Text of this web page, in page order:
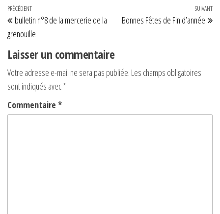
Navigation de l’article
Article précédent
PRÉCÉDENT
bulletin n°8 de la mercerie de la
grenouille
SUIVANT
Bonnes Fêtes de Fin d’année
Laisser un commentaire
Votre adresse e-mail ne sera pas publiée. Les champs obligatoires
sont indiqués avec*
Commentaire *